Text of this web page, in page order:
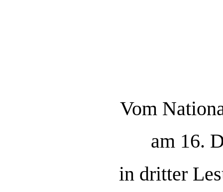
Vom
am 16.
in dritter